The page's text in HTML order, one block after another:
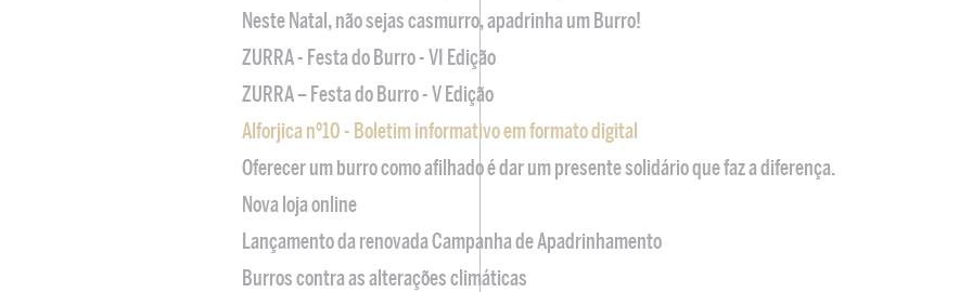
Neste Natal, não sejas casmurro, apadrinha um Burro!
ZURRA - Festa do Burro - VI Edição
ZURRA – Festa do Burro - V Edição
Alforjica nº10 - Boletim informativo em formato digital
Oferecer um burro como afilhado é dar um presente solidário que faz a diferença.
Nova loja online
Lançamento da renovada Campanha de Apadrinhamento
Burros contra as alterações climáticas